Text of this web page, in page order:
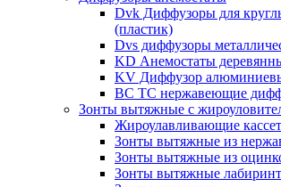
Dvk Диффузоры для
(пластик)
Dvs диффузоры
KD Анемостаты
KV Диффузор
ВС ТС нержавеющие
Зонты вытяжные с
Жироулавливающие
Зонты вытяжные из
Зонты вытяжные из
Зонты вытяжные